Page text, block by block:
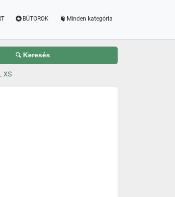
BÚTOROK Minden kategória
Keresés
XS